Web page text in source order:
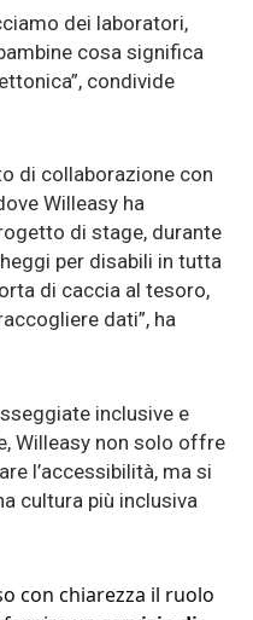
dei laboratori,
cosa significa
condivide
di collaborazione con
Willeasy ha
di stage, durante
per disabili in tutta
di caccia al tesoro,
dati”, ha
inclusive e
Willeasy non solo offre
l’accessibilità, ma si
cultura più inclusiva
con chiarezza il ruolo